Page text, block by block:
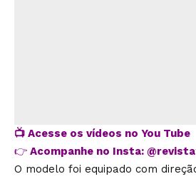
📺 Acesse os vídeos no You Tube
👉 Acompanhe no Insta:
O modelo foi equipado com